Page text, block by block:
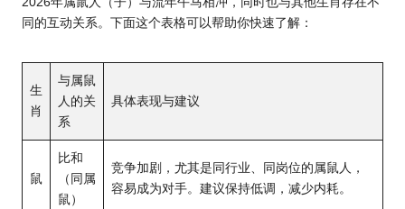
同的互动关系。下面这个表格可以帮助你快速了解：
生
肖
与属鼠
人的关
系
具体表现与建议
鼠
比和
（同属
鼠）
竞争加剧，尤其是同行业、同岗位的属鼠人，
容易成为对手。建议保持低调，减少内耗。